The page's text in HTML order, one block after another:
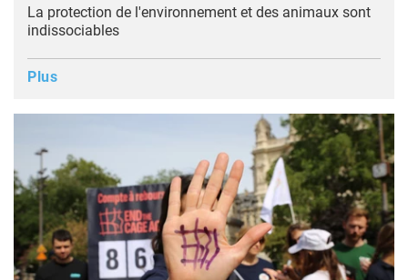
La protection de l'environnement et des animaux sont
indissociables
Plus